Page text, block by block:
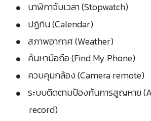
นาฬิกาจับเวลา (Stopwatch)
ปฏิทิน (Calendar)
สภาพอากาศ (Weather)
ค้นหามือถือ (Find My Phone)
ควบคุมกล้อง (Camera remote)
ระบบติดตามป้องกันการสูญหาย
record)